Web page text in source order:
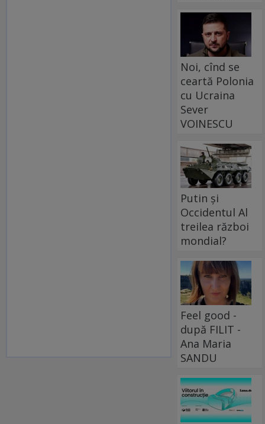
Noi, cînd se
ceartă Polonia
cu Ucraina
Sever
VOINESCU
Putin și
Occidentul Al
treilea război
mondial?
Feel good -
după FILIT -
Ana Maria
SANDU